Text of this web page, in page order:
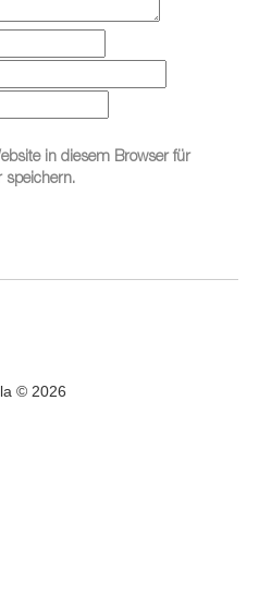
in diesem Browser für
speichern.
© 2026